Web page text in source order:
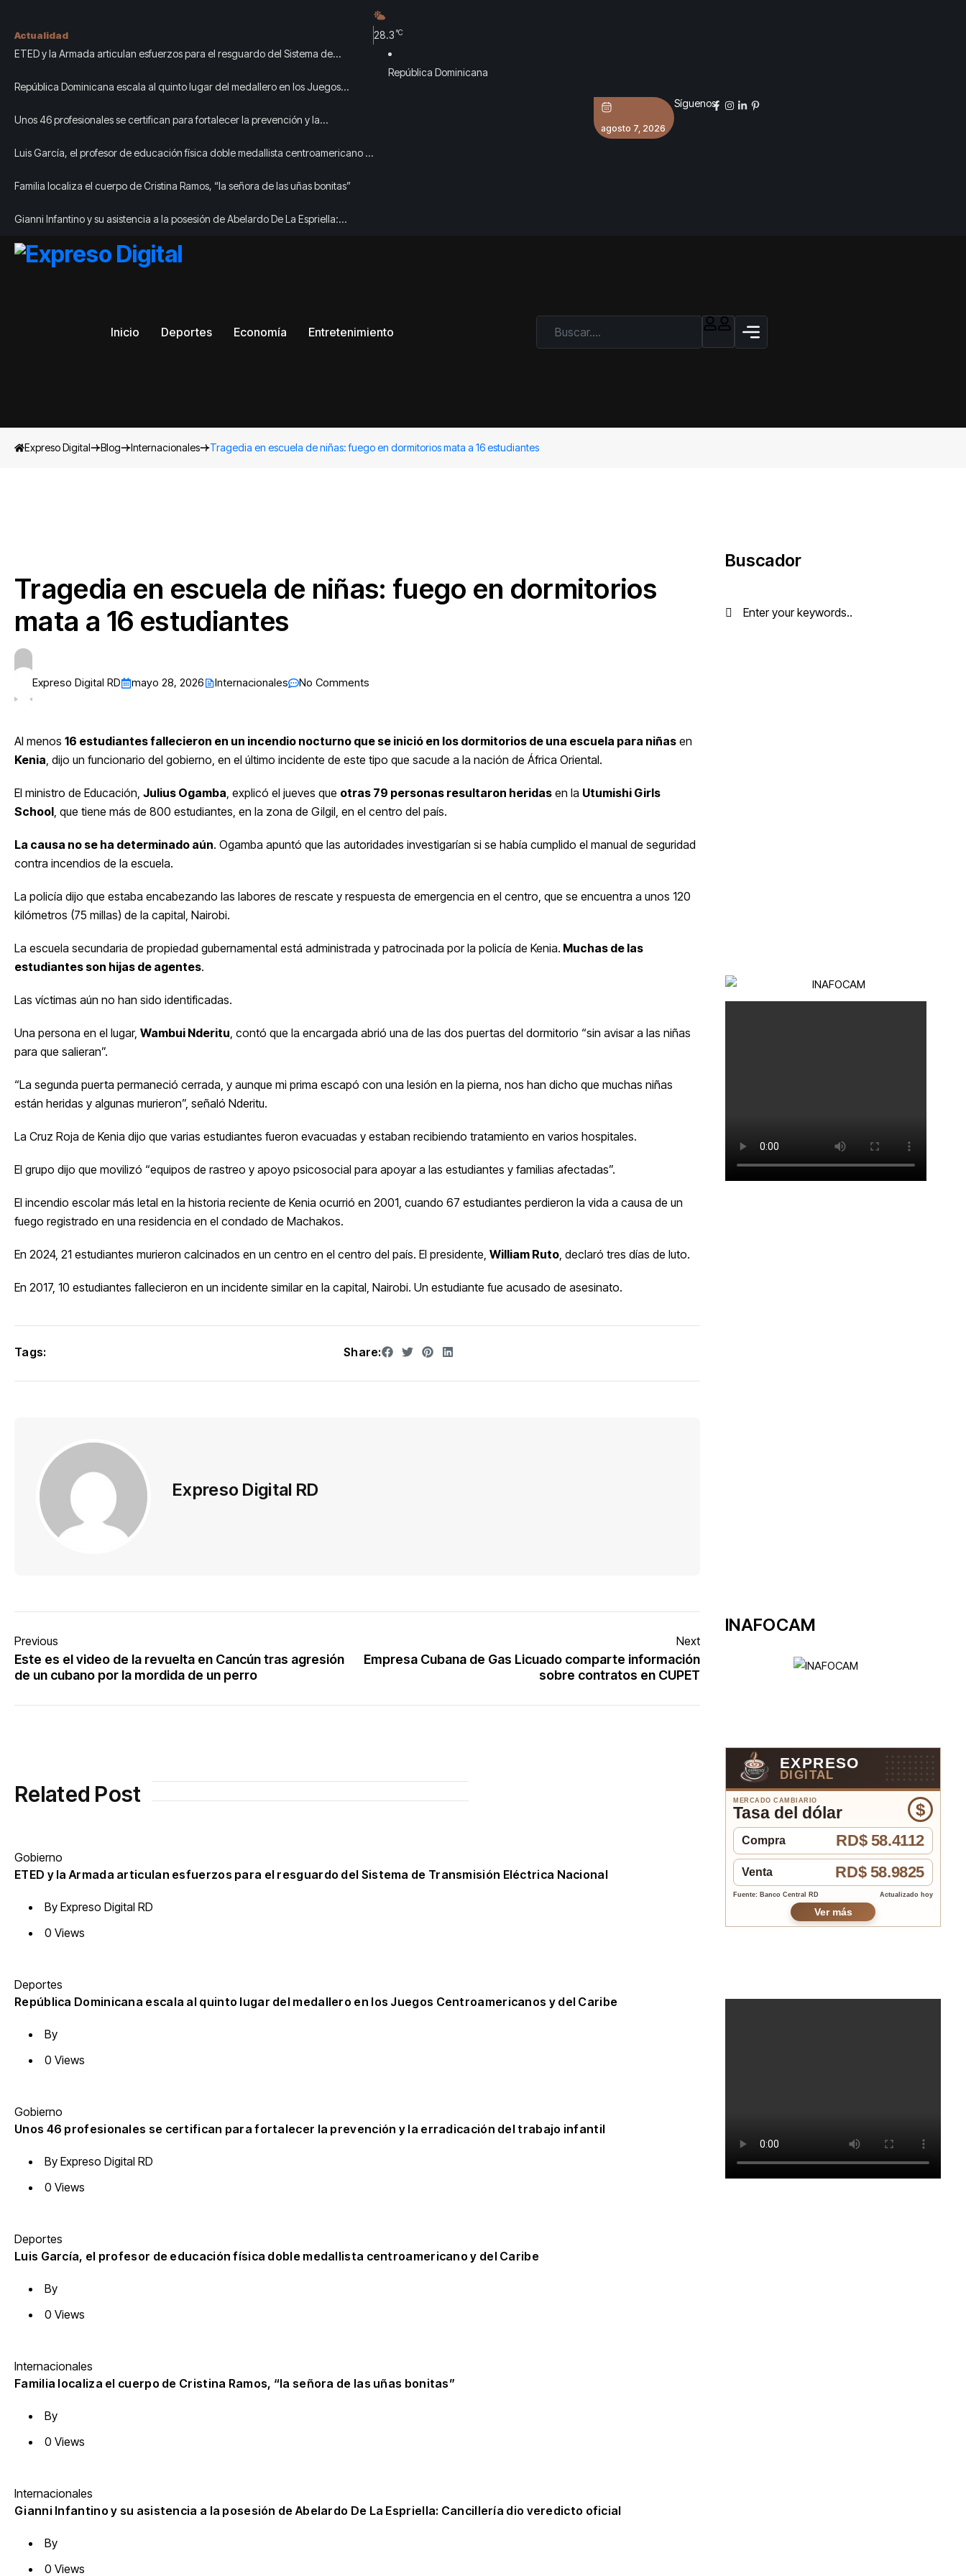
Actualidad
ETED y la Armada articulan esfuerzos para el resguardo del Sistema de
República Dominicana escala al quinto lugar del medallero en los Juegos
Unos 46 profesionales se certifican para fortalecer la prevención y la
Luis García, el profesor de educación física doble medallista centroamericano y
Familia localiza el cuerpo de Cristina Ramos, “la señora de las uñas bonitas”
Gianni Infantino y su asistencia a la posesión de Abelardo De La Espriella:
28.3 °C
República Dominicana
agosto 7, 2026
Síguenos:
Inicio Deportes Economía Entretenimiento
Expreso Digital Blog Internacionales Tragedia en escuela de niñas: fuego en dormitorios mata a 16 estudiantes
Tragedia en escuela de niñas: fuego en dormitorios
mata a 16 estudiantes
Expreso Digital RD mayo 28, 2026 Internacionales No Comments
Al menos 16 estudiantes fallecieron en un incendio nocturno que se inició en los dormitorios de una escuela para niñas en
Kenia, dijo un funcionario del gobierno, en el último incidente de este tipo que sacude a la nación de África Oriental.
El ministro de Educación, Julius Ogamba, explicó el jueves que otras 79 personas resultaron heridas en la Utumishi Girls
School, que tiene más de 800 estudiantes, en la zona de Gilgil, en el centro del país.
La causa no se ha determinado aún. Ogamba apuntó que las autoridades investigarían si se había cumplido el manual de seguridad
contra incendios de la escuela.
La policía dijo que estaba encabezando las labores de rescate y respuesta de emergencia en el centro, que se encuentra a unos 120
kilómetros (75 millas) de la capital, Nairobi.
La escuela secundaria de propiedad gubernamental está administrada y patrocinada por la policía de Kenia. Muchas de las
estudiantes son hijas de agentes.
Las víctimas aún no han sido identificadas.
Una persona en el lugar, Wambui Nderitu, contó que la encargada abrió una de las dos puertas del dormitorio “sin avisar a las niñas
para que salieran”.
“La segunda puerta permaneció cerrada, y aunque mi prima escapó con una lesión en la pierna, nos han dicho que muchas niñas
están heridas y algunas murieron”, señaló Nderitu.
La Cruz Roja de Kenia dijo que varias estudiantes fueron evacuadas y estaban recibiendo tratamiento en varios hospitales.
El grupo dijo que movilizó “equipos de rastreo y apoyo psicosocial para apoyar a las estudiantes y familias afectadas”.
El incendio escolar más letal en la historia reciente de Kenia ocurrió en 2001, cuando 67 estudiantes perdieron la vida a causa de un
fuego registrado en una residencia en el condado de Machakos.
En 2024, 21 estudiantes murieron calcinados en un centro en el centro del país. El presidente, William Ruto, declaró tres días de luto.
En 2017, 10 estudiantes fallecieron en un incidente similar en la capital, Nairobi. Un estudiante fue acusado de asesinato.
Tags: Share:
Expreso Digital RD
Previous
Este es el video de la revuelta en Cancún tras agresión
de un cubano por la mordida de un perro
Next
Empresa Cubana de Gas Licuado comparte información
sobre contratos en CUPET
Related Post
Gobierno
ETED y la Armada articulan esfuerzos para el resguardo del Sistema de Transmisión Eléctrica Nacional
By Expreso Digital RD
0 Views
Deportes
República Dominicana escala al quinto lugar del medallero en los Juegos Centroamericanos y del Caribe
By
0 Views
Gobierno
Unos 46 profesionales se certifican para fortalecer la prevención y la erradicación del trabajo infantil
By Expreso Digital RD
0 Views
Deportes
Luis García, el profesor de educación física doble medallista centroamericano y del Caribe
By
0 Views
Internacionales
Familia localiza el cuerpo de Cristina Ramos, “la señora de las uñas bonitas”
By
0 Views
Internacionales
Gianni Infantino y su asistencia a la posesión de Abelardo De La Espriella: Cancillería dio veredicto oficial
By
0 Views
Buscador
INAFOCAM
EXPRESO
DIGITAL
MERCADO CAMBIARIO
Tasa del dólar $
Compra RD$ 58.4112
Venta RD$ 58.9825
Fuente: Banco Central RD Actualizado hoy
Ver más